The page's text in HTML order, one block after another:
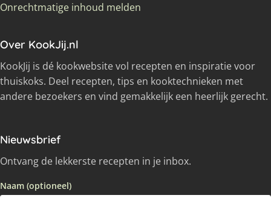
Onrechtmatige inhoud melden
Over KookJij.nl
KookJij is dé kookwebsite vol recepten en inspiratie voor
thuiskoks. Deel recepten, tips en kooktechnieken met
andere bezoekers en vind gemakkelijk een heerlijk gerecht.
Nieuwsbrief
Ontvang de lekkerste recepten in je inbox.
Naam (optioneel)